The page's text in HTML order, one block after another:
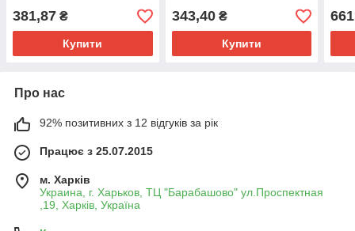
381,87 ₴
Купити
343,40₴
Купити
Про нас
92% позитивних з 12 відгуків за рік
Працює з 25.07.2015
м. Харків
Украина, г. Харьков, ТЦ "Барабашово" ул.Проспектная
,19, Харків, Україна